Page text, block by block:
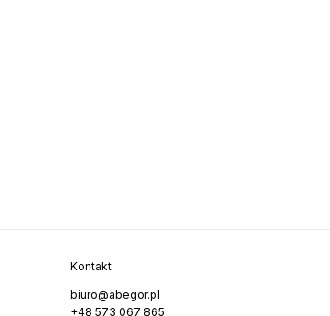
Kontakt
biuro@abegor.pl
+48 573 067 865